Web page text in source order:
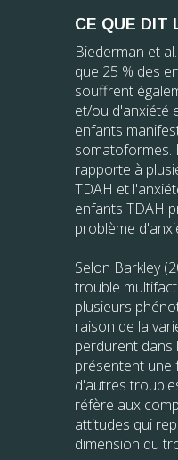
CE QUE DIT
Biederman et
que 25 % des
souffrent
et/ou d'anxiété
enfants
somatoformes.
rapporte à
TDAH et
enfants TDAH
problème
Selon Barkley
trouble
plusieurs
raison de la
perdurent dans
présentent une
d'autres
réfère aux
attitudes qui
dimension du